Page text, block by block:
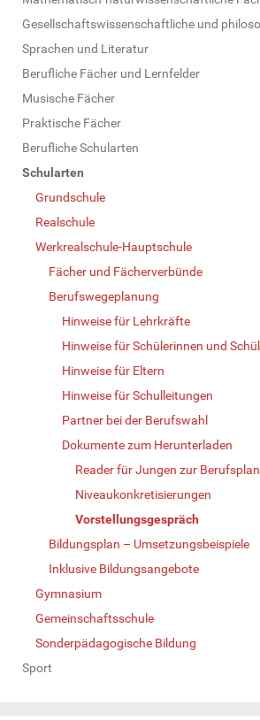
Gesellschaftswissenschaftliche und
Sprachen und Literatur
Berufliche Fächer und Lernfelder
Musische Fächer
Praktische Fächer
Berufliche Schularten
Schularten
Grundschule
Realschule
Werkrealschule-Hauptschule
Fächer und Fächerverbünde
Berufswegeplanung
Hinweise für Lehrkräfte
Hinweise für Schülerinnen und
Hinweise für Eltern
Hinweise für Schulleitungen
Partner bei der Berufswahl
Dokumente zum Herunterladen
Reader für Jungen zur
Niveaukonkretisierungen
Vorstellungsgespräch
Bildungsplan – Umsetzungsbeispiele
Inklusive Bildungsangebote
Gymnasium
Gemeinschaftsschule
Sonderpädagogische Bildung
Sport